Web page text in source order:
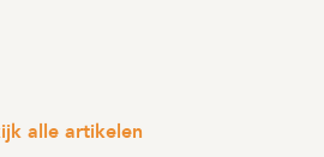
alle artikelen